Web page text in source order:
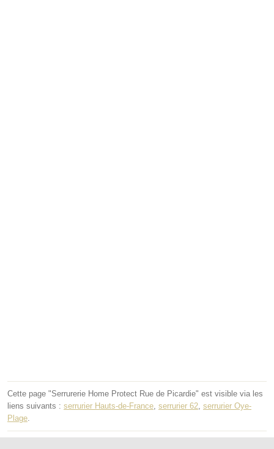
Cette page "Serrurerie Home Protect Rue de Picardie" est visible via les
liens suivants : serrurier Hauts-de-France serrurier 62 serrurier Oye-
Plage